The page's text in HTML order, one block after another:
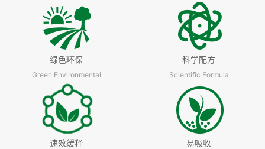
绿色环保
Green Environmental
科学配方
Scientific Formula
速效缓释 易吸收